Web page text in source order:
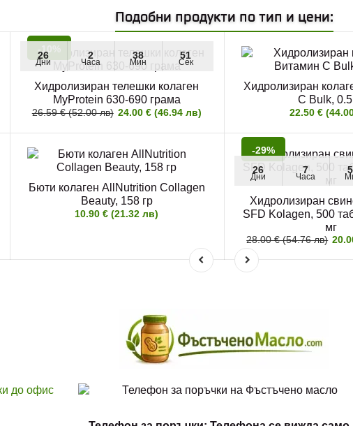
Подобни продукти по тип и цени:
-10%
26
Дни
2
Часа
38
Мин
51
Сек
Хидролизиран телешки колаген
MyProtein 630-690 грама
26.59 € (52.00 лв) 24.00 € (46.94 лв)
Хидролизиран
C Bulk, 0.5
22.50 €
Бюти колаген AllNutrition Collagen
Beauty, 158 гр
10.90 € (21.32 лв)
-29%
26
Дни
7
Часа
Хидролизиран
SFD Kolagen, 500
мг
28.00 € (54.76 лв)